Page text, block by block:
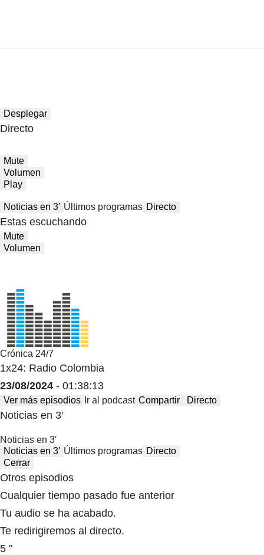
Desplegar
Directo
Mute
Volumen
Play
Noticias en 3′ Últimos programas Directo
Estas escuchando
Mute
Volumen
Crónica 24/7
1x24: Radio Colombia
23/08/2024 - 01:38:13
Ver más episodios Ir al podcast Compartir Directo
Noticias en 3′
Noticias en 3′
Noticias en 3′ Últimos programas Directo
Cerrar
Otros episodios
Cualquier tiempo pasado fue anterior
Tu audio se ha acabado.
Te redirigiremos al directo.
5 "